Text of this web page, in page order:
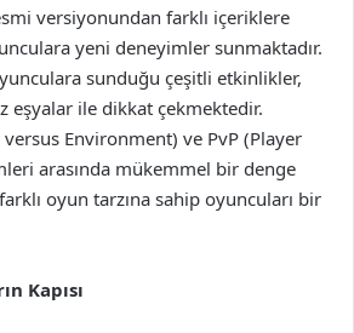
versiyonundan farklı içeriklere
yeni deneyimler sunmaktadır.
sunduğu çeşitli etkinlikler,
eşyalar ile dikkat çekmektedir.
Environment) ve PvP (Player
arasında mükemmel bir denge
oyun tarzına sahip oyuncuları bir
Kapısı